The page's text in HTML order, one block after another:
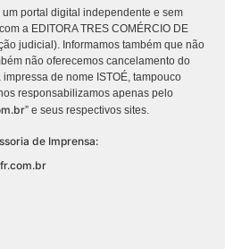
um portal digital independente e sem
a EDITORA TRES COMÉRCIO DE
judicial). Informamos também que não
não oferecemos cancelamento do
de nome ISTOÉ, tampouco
responsabilizamos apenas pelo
” e seus respectivos sites.
de Imprensa: